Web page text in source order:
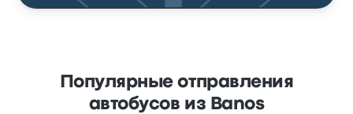
Популярные отправления
автобусов из Banos